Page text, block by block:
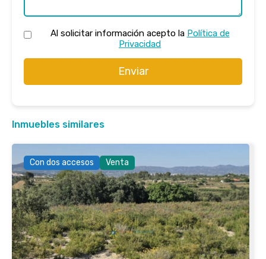
Al solicitar información acepto la Política de
Privacidad
Enviar
Inmuebles similares
Con dos accesos Venta